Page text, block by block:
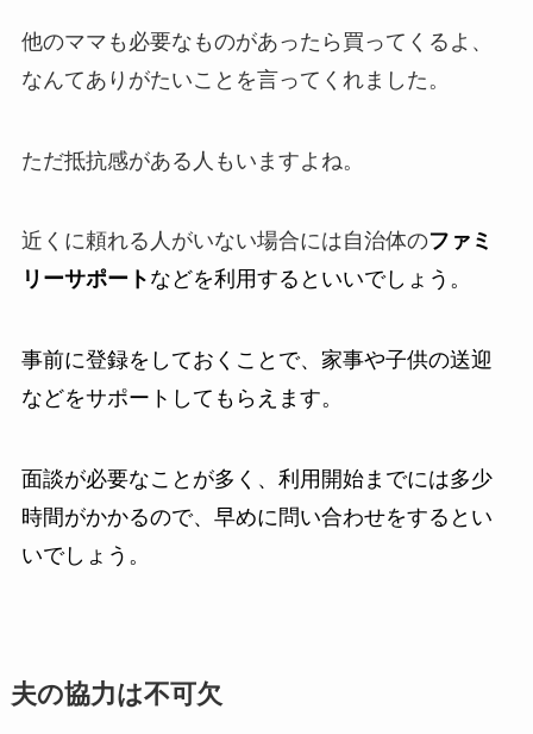
他のママも必要なものがあったら買ってくるよ、
なんてありがたいことを言ってくれました。
ただ抵抗感がある人もいますよね。
近くに頼れる人がいない場合には自治体のファミ
リーサポート などを利用するといいでしょう。
事前に登録をしておくことで、家事や子供の送迎
などをサポートしてもらえます。
面談が必要なことが多く、利用開始までには多少
時間がかかるので、早めに問い合わせをするとい
いでしょう。
夫の協力は不可欠